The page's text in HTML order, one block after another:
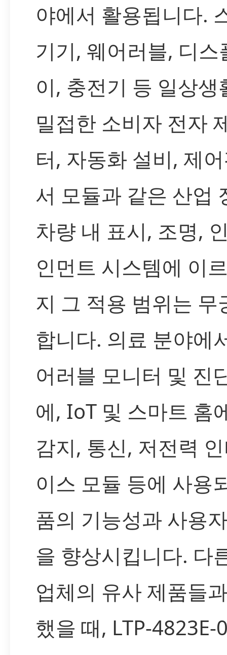
야에서 활용됩니다.
기기, 웨어러블, 디스
이, 충전기 등 일상생
밀접한 소비자 전자
터, 자동화 설비, 제
서 모듈과 같은 산업
차량 내 표시, 조명,
인먼트 시스템에 이
지 그 적용 범위는 무
합니다. 의료 분야에
어러블 모니터 및 진
에, IoT 및 스마트 홈
감지, 통신, 저전력
이스 모듈 등에 사용
품의 기능성과 사용
을 향상시킵니다. 다
업체의 유사 제품들
했을 때, LTP-4823E-